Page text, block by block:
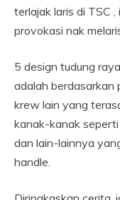
terlajak laris di TSC
provokasi nak
5 design tudung
adalah berdasarkan
krew lain yang
kanak-kanak
dan lain-lainnya
handle.